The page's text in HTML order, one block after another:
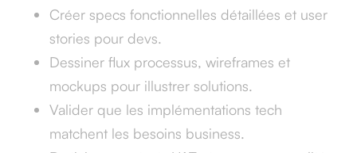
Créer specs fonctionnelles détaillées et user
stories pour devs.
Dessiner flux processus, wireframes et
mockups pour illustrer solutions.
Valider que les implémentations tech
matchent les besoins business.